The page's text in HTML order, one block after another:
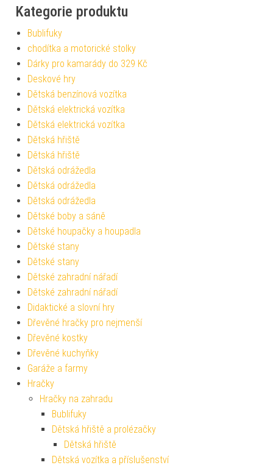
Kategorie produktu
Bublifuky
chodítka a motorické stolky
Dárky pro kamarády do 329 Kč
Deskové hry
Dětská benzínová vozítka
Dětská elektrická vozítka
Dětská elektrická vozítka
Dětská hřiště
Dětská hřiště
Dětská odrážedla
Dětská odrážedla
Dětská odrážedla
Dětské boby a sáně
Dětské houpačky a houpadla
Dětské stany
Dětské stany
Dětské zahradní nářadí
Dětské zahradní nářadí
Didaktické a slovní hry
Dřevěné hračky pro nejmenší
Dřevěné kostky
Dřevěné kuchyňky
Garáže a farmy
Hračky
Hračky na zahradu
Bublifuky
Dětská hřiště a prolézačky
Dětská hřiště
Dětská vozítka a příslušenství